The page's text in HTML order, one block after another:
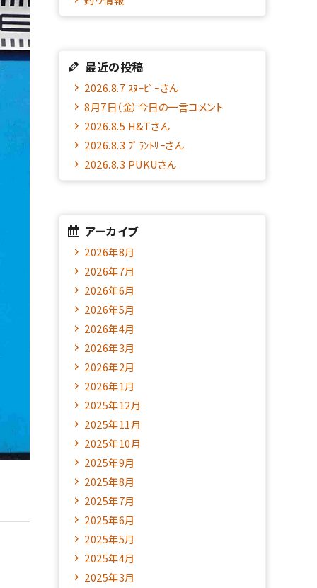
最近の投稿
2026.8.7 ｽﾇｰﾋﾟｰさん
8月7日（金）今日の一言コメント
2026.8.5 H&Tさん
2026.8.3 ﾌﾟﾗﾝﾄﾘｰさん
2026.8.3 PUKUさん
アーカイブ
2026年8月
2026年7月
2026年6月
2026年5月
2026年4月
2026年3月
2026年2月
2026年1月
2025年12月
2025年11月
2025年10月
2025年9月
2025年8月
2025年7月
2025年6月
2025年5月
2025年4月
2025年3月